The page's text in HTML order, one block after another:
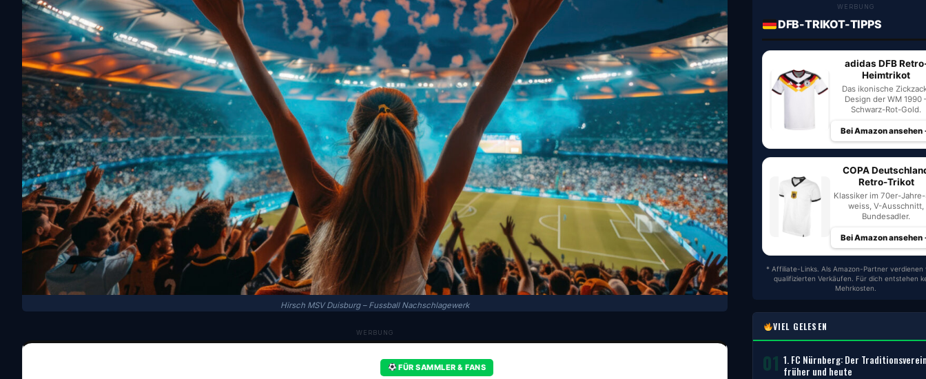
Hirsch MSV Duisburg – Fussball Nachschlagewerk
WERBUNG
FÜR SAMMLER & FANS
WERBUNG
DFB-TRIKOT-TIPPS
adidas DFB
Heimtrikot
Das ikonische
Design der WM 1990
Schwarz-Rot-Gold.
Bei Amazon ansehen
COPA
Retro-Trikot
Klassiker im 70er-
weiss, V-Ausschnitt,
Bundesadler.
Bei Amazon ansehen
* Affiliate-Links. Als Amazon-Partner verdienen
qualifizierten Verkäufen. Für dich entstehen
Mehrkosten.
VIEL GELESEN
01 1. FC Nürnberg: Der
früher und heute